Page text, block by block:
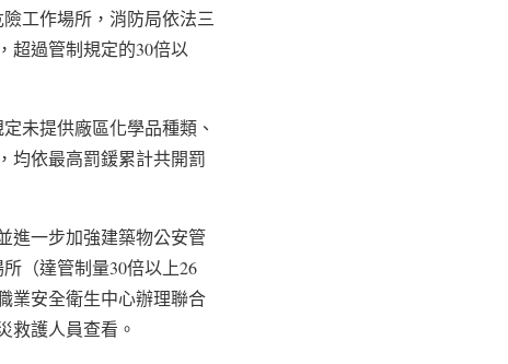
工作場所，消防局依法三
超過管制規定的30倍以
未提供廠區化學品種類、
均依最高罰鍰累計共開罰
進一步加強建築物公安管
（達管制量30倍以上26
業安全衛生中心辦理聯合
救護人員查看。